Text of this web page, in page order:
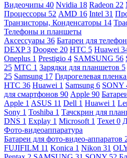
Видеочипы 40 Nvidia 18 Radeon 22
Процессоры 52 AMD 16 Intel 31
Транзисторы, Конденсаторы 14
Телефоны и планшеты
Аксессуары 36 Батареи для
DEXP3 Doogee 20 HTC 5 Huawei
Oneplus 1 Prestigio 4 SAMSUNG 56
25 МТС 1 Зарядки для планшетов 5
25 Samsung 17 Гидрогелевая пленка
HTC 36 Huawei 1 Samsung 6 SONY
для смартфонов 90 Apple 90
Apple 1 ASUS 11 Dell 1 Huawei 1
Sony 1 Toshiba 1 Тачскрин для
DNS 1 Explay 1 Microsoft 1 Texet 0
Фото-видеоаппаратура
Батареи для фото-видео-аппаратов
FUJIFILM 11 Konica 1 Nikon 31